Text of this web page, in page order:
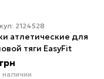
2124528
атлетические для
тяги EasyFit
наличии